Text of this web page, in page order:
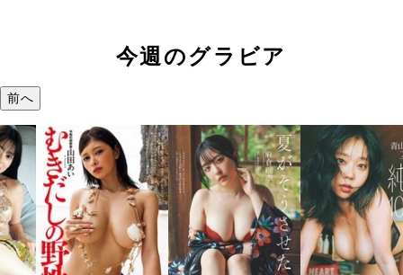
今週のグラビア
前へ
溝端 葵『も
つの、あおい